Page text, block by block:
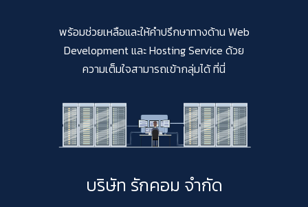
พร้อมช่วยเหลือและให้คำปรึกษาทางด้าน Web
Development และ Hosting Service ด้วย
ความเต็มใจสามารถเข้ากลุ่มได้ ที่นี่
บริษัท รักคอม จำกัด